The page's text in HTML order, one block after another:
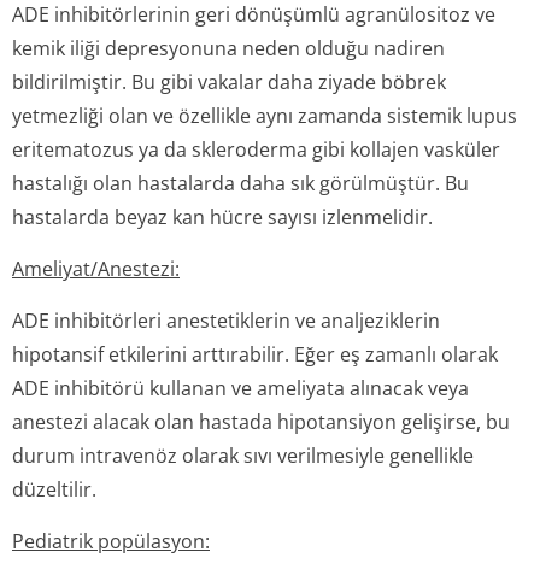
ADE inhibitörlerinin geri dönüşümlü agranülositoz ve
kemik iliği depresyonuna neden olduğu nadiren
bildirilmiştir. Bu gibi vakalar daha ziyade böbrek
yetmezliği olan ve özellikle aynı zamanda sistemik lupus
eritematozus ya da skleroderma gibi kollajen vasküler
hastalığı olan hastalarda daha sık görülmüştür. Bu
hastalarda beyaz kan hücre sayısı izlenmelidir.
Ameliyat/Anes­tezi:
ADE inhibitörleri anestetiklerin ve analjeziklerin
hipotansif etkilerini arttırabilir. Eğer eş zamanlı olarak
ADE inhibitörü kullanan ve ameliyata alınacak veya
anestezi alacak olan hastada hipotansiyon gelişirse, bu
durum intravenöz olarak sıvı verilmesiyle genellikle
düzeltilir.
Pediatrik popülasyon: